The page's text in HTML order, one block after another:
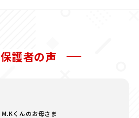
保護者の声
M.Kくんのお母さま